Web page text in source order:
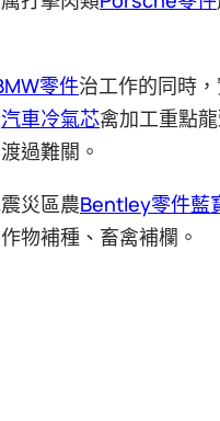
零件治工作的同時
汽車冷氣芯禽加工重點
過難關。
災區農Bentley零件藍
物補種、畜禽補欄。